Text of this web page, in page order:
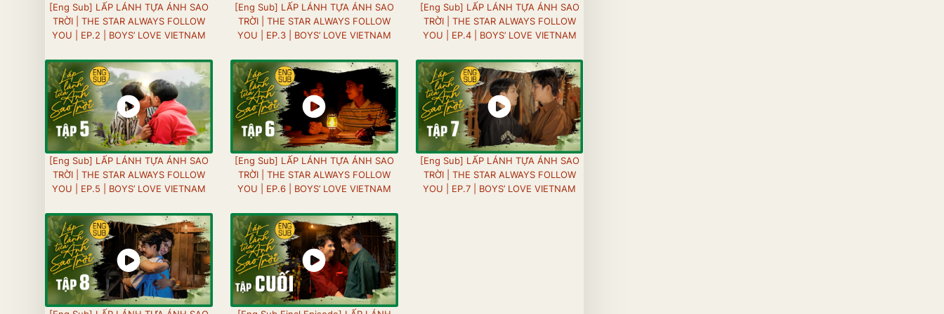
[Eng Sub] LẤP LÁNH TỰA ÁNH SAO
TRỜI | THE STAR ALWAYS FOLLOW
YOU | EP.2 | BOYS’ LOVE VIETNAM
[Eng Sub] LẤP LÁNH TỰA ÁNH SAO
TRỜI | THE STAR ALWAYS FOLLOW
YOU | EP.3 | BOYS’ LOVE VIETNAM
[Eng Sub] LẤP LÁNH TỰA ÁNH SAO
TRỜI | THE STAR ALWAYS FOLLOW
YOU | EP.4 | BOYS’ LOVE VIETNAM
[Eng Sub] LẤP LÁNH TỰA ÁNH SAO
TRỜI | THE STAR ALWAYS FOLLOW
YOU | EP.5 | BOYS’ LOVE VIETNAM
[Eng Sub] LẤP LÁNH TỰA ÁNH SAO
TRỜI | THE STAR ALWAYS FOLLOW
YOU | EP.6 | BOYS’ LOVE VIETNAM
[Eng Sub] LẤP LÁNH TỰA ÁNH SAO
TRỜI | THE STAR ALWAYS FOLLOW
YOU | EP.7 | BOYS’ LOVE VIETNAM